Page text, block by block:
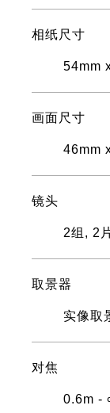
相纸尺寸
54mm
画面尺寸
46mm
镜头
2组, 2
取景器
实像取
对焦
0.6m -